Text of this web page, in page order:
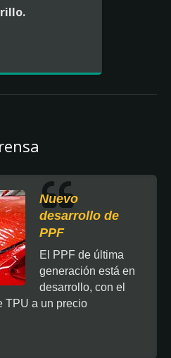
Nuevo
desarrollo de
PPF
El PPF de última
generación está en
desarrollo, con el
TPU a un precio